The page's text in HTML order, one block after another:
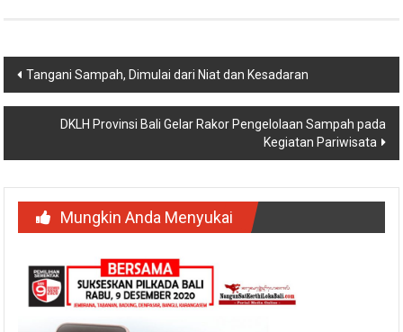
Navigasi
pos
Tangani Sampah, Dimulai dari Niat dan Kesadaran
DKLH Provinsi Bali Gelar Rakor Pengelolaan Sampah pada
Kegiatan Pariwisata
Mungkin Anda Menyukai